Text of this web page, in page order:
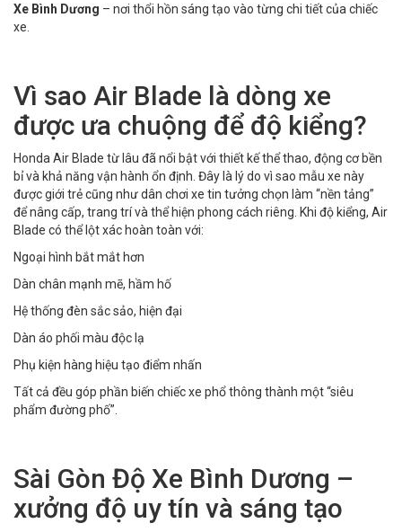
Xe Bình Dương – nơi thổi hồn sáng tạo vào từng chi tiết của chiếc
xe.
Vì sao Air Blade là dòng xe
được ưa chuộng để độ kiểng?
Honda Air Blade từ lâu đã nổi bật với thiết kế thể thao, động cơ bền
bỉ và khả năng vận hành ổn định. Đây là lý do vì sao mẫu xe này
được giới trẻ cũng như dân chơi xe tin tưởng chọn làm “nền tảng”
để nâng cấp, trang trí và thể hiện phong cách riêng. Khi độ kiểng, Air
Blade có thể lột xác hoàn toàn với:
Ngoại hình bắt mắt hơn
Dàn chân mạnh mẽ, hầm hố
Hệ thống đèn sắc sảo, hiện đại
Dàn áo phối màu độc lạ
Phụ kiện hàng hiệu tạo điểm nhấn
Tất cả đều góp phần biến chiếc xe phổ thông thành một “siêu
phẩm đường phố”.
Sài Gòn Độ Xe Bình Dương –
xưởng độ uy tín và sáng tạo